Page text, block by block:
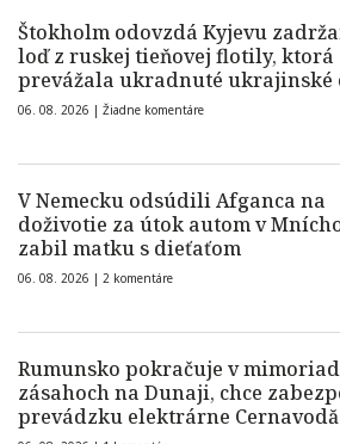
Štokholm odovzdá Kyjevu
loď z ruskej tieňovej flotily, ktorá
prevážala ukradnuté ukrajinské
06. 08. 2026 | Žiadne komentáre
V Nemecku odsúdili Afganca na
doživotie za útok autom v
zabil matku s dieťaťom
06. 08. 2026 | 2 komentáre
Rumunsko pokračuje v
zásahoch na Dunaji, chce
prevádzku elektrárne Cernavodă